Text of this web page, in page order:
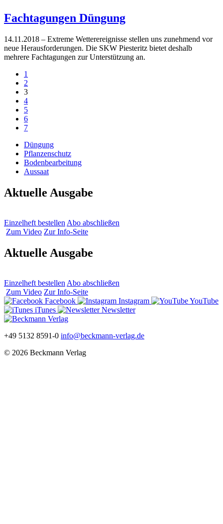
Fachtagungen Düngung
14.11.2018 – Extreme Wetterereignisse stellen uns zunehmend vor
neue Herausforderungen. Die SKW Piesteritz bietet deshalb
mehrere Fachtagungen zur Unterstützung an.
1
2
3
4
5
6
7
Düngung
Pflanzenschutz
Bodenbearbeitung
Aussaat
Aktuelle Ausgabe
Einzelheft bestellen Abo abschließen
Zum Video Zur Info-Seite
Aktuelle Ausgabe
Einzelheft bestellen Abo abschließen
Zum Video Zur Info-Seite
Facebook
Instagram
YouTube
iTunes
Newsletter
+49 5132 8591-0 info@beckmann-verlag.de
© 2026 Beckmann Verlag